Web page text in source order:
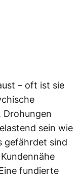
– oft ist sie
Drohungen
sein wie
gefährdet sind
fundierte